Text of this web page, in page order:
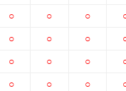
○
○
○
○
○
○
○
○
○
○
○
○